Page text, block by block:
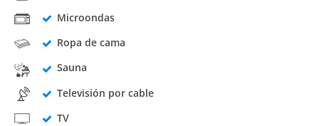
Microondas
Ropa de cama
Sauna
Televisión por cable
TV